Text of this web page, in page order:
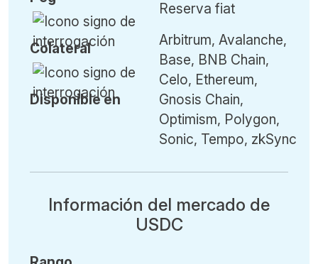
Colateral
Disponible en
Reserva fiat
Arbitrum, Avalanche,
Base, BNB Chain,
Celo, Ethereum,
Gnosis Chain,
Optimism, Polygon,
Sonic, Tempo, zkSync
Información del mercado de
USDC